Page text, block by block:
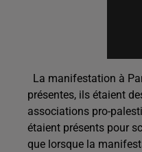
La manifestation à
présentes, ils étaient
associations pro-
étaient présents pour
que lorsque la